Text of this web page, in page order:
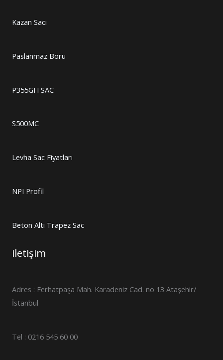
Kazan Sacı
Paslanmaz Boru
P355GH SAC
S500MC
Levha Sac Fiyatları
NPI Profil
Beton Altı Trapez Sac
iletişim
Adres : Ferhatpaşa Mah. Karadeniz Cad. no 13 Ataşehir/
İstanbul
Tel : 0216 545 60 00